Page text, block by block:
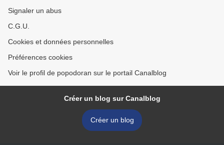
Signaler un abus
C.G.U.
Cookies et données personnelles
Préférences cookies
Voir le profil de popodoran sur le portail Canalblog
Créer un blog sur Canalblog
Créer un blog